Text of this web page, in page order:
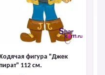
фигура "Джек
112 см.